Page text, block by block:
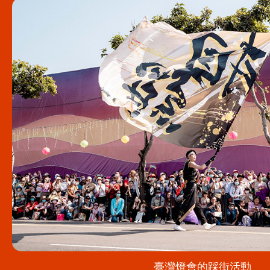
臺灣燈會的踩街活動